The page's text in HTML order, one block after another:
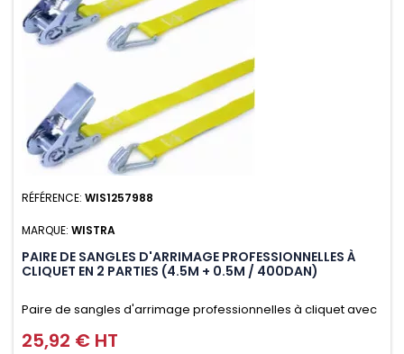
RÉFÉRENCE: WIS1257988
MARQUE: WISTRA
PAIRE DE SANGLES D'ARRIMAGE PROFESSIONNELLES À
CLIQUET EN 2 PARTIES (4.5M + 0.5M / 400DAN)
Paire de sangles d'arrimage professionnelles à cliquet avec
crochet en 2 parties (4.5M + 0.5M / 400daN), simple et rapide
Prix
25,92 € HT